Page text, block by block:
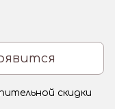
скидки